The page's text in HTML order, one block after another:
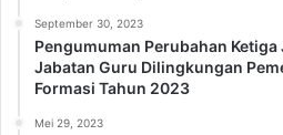
September 30, 2023
Pengumuman Perubahan Ketiga
Jabatan Guru Dilingkungan
Formasi Tahun 2023
Mei 29, 2023